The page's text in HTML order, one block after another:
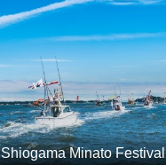
Shiogama Minato Festival